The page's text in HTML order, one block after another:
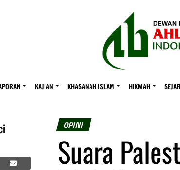
KAJIAN KHASANAH ISLAM HIKMAH
OPINI
Suara